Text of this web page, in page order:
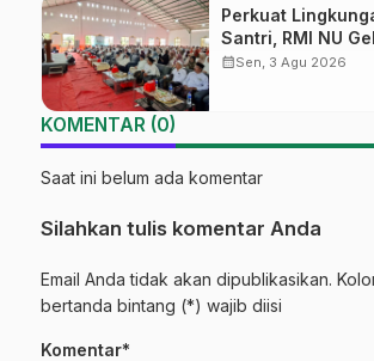
Perkuat
Santri, RMI NU
‘Sambang
calendar_monthSen, 3 Agu 2026
KOMENTAR (0)
Saat ini belum ada komentar
Silahkan tulis komentar Anda
Email Anda tidak akan dipublikasikan.
bertanda bintang (*) wajib diisi
Komentar*